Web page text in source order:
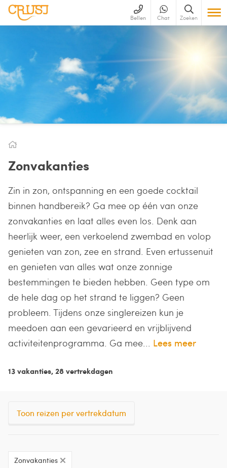
Bellen Chat Zoeken
Zonvakanties
Zin in zon, ontspanning en een goede cocktail
binnen handbereik? Ga mee op één van onze
zonvakanties en laat alles even los. Denk aan
heerlijk weer, een verkoelend zwembad en volop
genieten van zon, zee en strand. Even ertussenuit
en genieten van alles wat onze zonnige
bestemmingen te bieden hebben. Geen type om
de hele dag op het strand te liggen? Geen
probleem. Tijdens onze singlereizen kun je
meedoen aan een gevarieerd en vrijblijvend
activiteitenprogramma. Ga mee... Lees meer
13 vakanties, 28 vertrekdagen
Toon reizen per vertrekdatum
Zonvakanties